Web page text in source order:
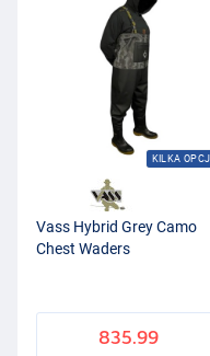
KILKA OPCJI
Vass Hybrid Grey Camo
Chest Waders
835.99